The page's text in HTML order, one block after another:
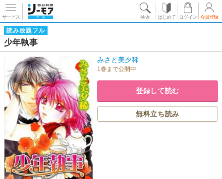
サービス 検索 はじめて ログイン 会員登録
読み放題フル
少年執事
みさと美夕稀
1巻まで公開中
登録して読む
無料立ち読み